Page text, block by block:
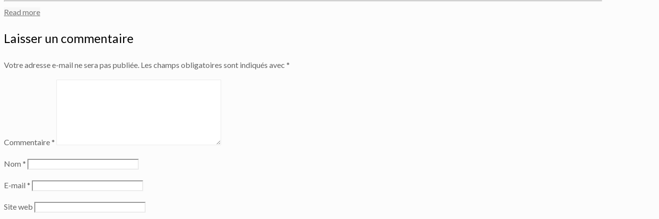
Read more
Laisser un commentaire
Votre adresse e-mail ne sera pas publiée. Les champs obligatoires sont indiqués avec *
Commentaire*
Nom *
E-mail *
Site web